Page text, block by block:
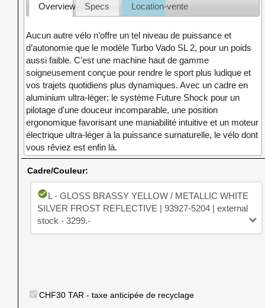
Overview Specs Location-vente
Aucun autre vélo n’offre un tel niveau de puissance et
d’autonomie que le modèle Turbo Vado SL 2, pour un poids
aussi faible. C'est une machine haut de gamme
soigneusement conçue pour rendre le sport plus ludique et
vos trajets quotidiens plus dynamiques. Avec un cadre en
aluminium ultra-léger; le système Future Shock pour un
pilotage d'une douceur incomparable, une position
ergonomique favorisant une maniabilité intuitive et un moteur
électrique ultra-léger à la puissance surnaturelle, le vélo dont
vous rêviez est enfin là.
Cadre/Couleur:
check_circleL - GLOSS BRASSY YELLOW / METALLIC WHITE
SILVER FROST REFLECTIVE | 93927-5204 | external
stock - 3299.-
CHF30 TAR - taxe anticipée de recyclage